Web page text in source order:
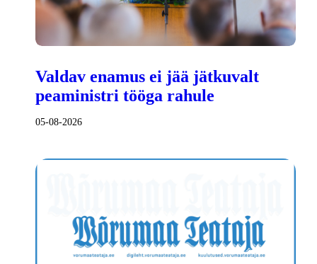
Valdav enamus ei jää jätkuvalt
peaministri tööga rahule
05-08-2026